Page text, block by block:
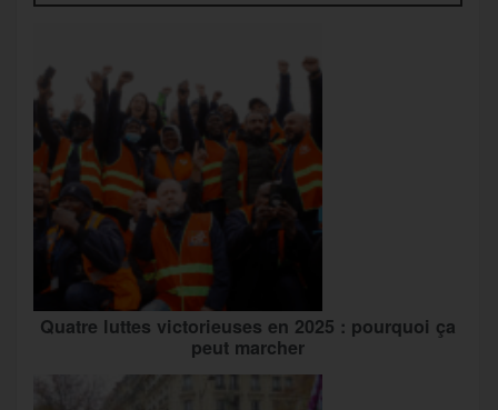
Quatre luttes victorieuses en 2025 : pourquoi ça
peut marcher